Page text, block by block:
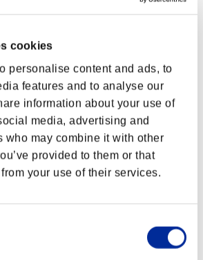
cookies
personalise content and ads, to
features and to analyse our
information about your use of
media, advertising and
who may combine it with other
provided to them or that
your use of their services.